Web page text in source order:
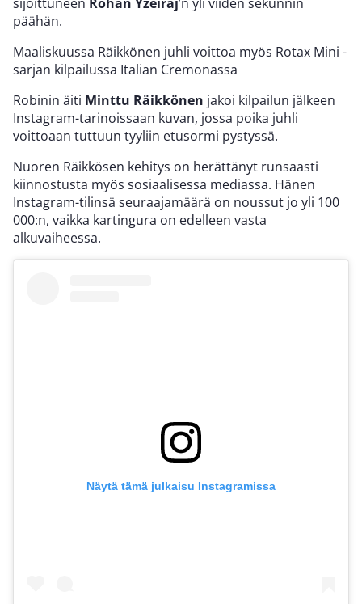
päähän.
Maaliskuussa Räikkönen juhli voittoa myös Rotax Mini -
sarjan kilpailussa Italian Cremonassa
Robinin äiti Minttu Räikkönen jakoi kilpailun jälkeen
Instagram-tarinoissaan kuvan, jossa poika juhli
voittoaan tuttuun tyyliin etusormi pystyssä.
Nuoren Räikkösen kehitys on herättänyt runsaasti
kiinnostusta myös sosiaalisessa mediassa. Hänen
Instagram-tilinsä seuraajamäärä on noussut jo yli 100
000:n, vaikka kartingura on edelleen vasta
alkuvaiheessa.
Näytä tämä julkaisu Instagramissa